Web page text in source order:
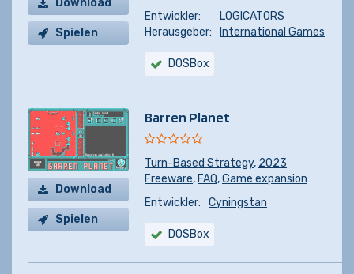
Download
Spielen
Entwickler:
LOGICATORS
Herausgeber:
International Games
DOSBox
Download
Spielen
Barren Planet
Turn-Based Strategy, 2023
Freeware, FAQ,Game expansion
Entwickler:
Cyningstan
DOSBox